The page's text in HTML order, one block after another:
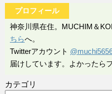
プロフィール
神奈川県在住。MUCHIM＆
ちらへ。
Twitterアカウント
届けしています。よかったら
カテゴリ